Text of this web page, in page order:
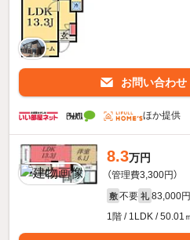
お問い合わせ
ほか提供
8.3万円
（管理費3,300円）
敷 不要 礼 83,000円
1階 / 1LDK / 50.01